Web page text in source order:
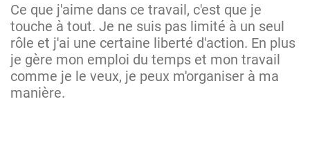
Ce que j'aime dans ce travail, c'est que je
touche à tout. Je ne suis pas limité à un seul
rôle et j'ai une certaine liberté d'action. En plus
je gère mon emploi du temps et mon travail
comme je le veux, je peux m'organiser à ma
manière.